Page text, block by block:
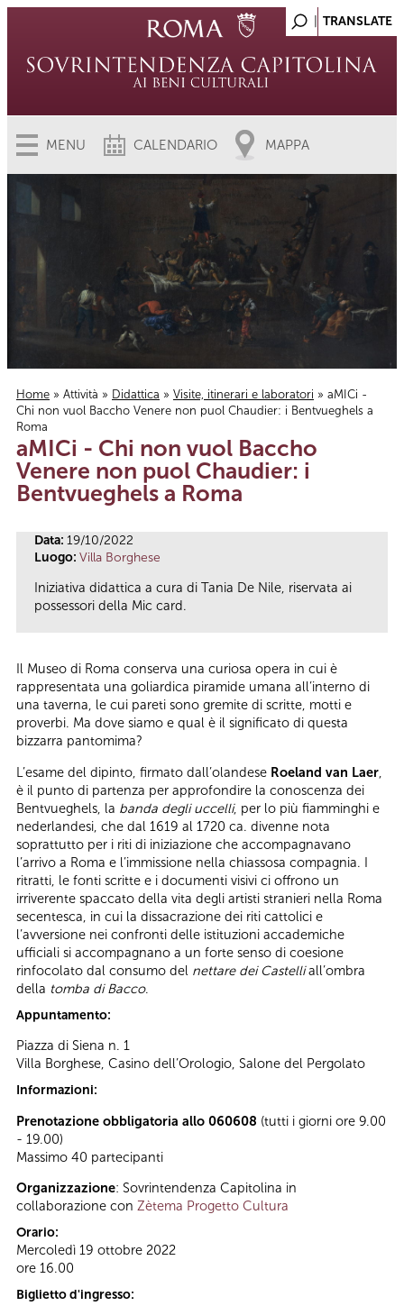
MENU CALENDARIO MAPPA
Tu sei qui
Home » Attività » Didattica » Visite, itinerari e laboratori » aMICi -
Chi non vuol Baccho Venere non puol Chaudier: i Bentvueghels a
Roma
aMICi - Chi non vuol Baccho
Venere non puol Chaudier: i
Bentvueghels a Roma
Data: 19/10/2022
Luogo: Villa Borghese
Iniziativa didattica a cura di Tania De Nile, riservata ai
possessori della Mic card.
Il Museo di Roma conserva una curiosa opera in cui è
rappresentata una goliardica piramide umana all’interno di
una taverna, le cui pareti sono gremite di scritte, motti e
proverbi. Ma dove siamo e qual è il significato di questa
bizzarra pantomima?
L’esame del dipinto, firmato dall’olandese Roeland van Laer
è il punto di partenza per approfondire la conoscenza dei
Bentvueghels, la banda degli uccelli, per lo più fiamminghi e
nederlandesi, che dal 1619 al 1720 ca. divenne nota
soprattutto per i riti di iniziazione che accompagnavano
l’arrivo a Roma e l’immissione nella chiassosa compagnia. I
ritratti, le fonti scritte e i documenti visivi ci offrono un
irriverente spaccato della vita degli artisti stranieri nella Roma
secentesca, in cui la dissacrazione dei riti cattolici e
l’avversione nei confronti delle istituzioni accademiche
ufficiali si accompagnano a un forte senso di coesione
rinfocolato dal consumo del nettare dei Castelliall’ombra
della tomba di Bacco.
Appuntamento:
Piazza di Siena n. 1
Villa Borghese, Casino dell’Orologio, Salone del Pergolato
Informazioni:
Prenotazione obbligatoria allo 060608 (tutti i giorni ore 9.00
- 19.00)
Massimo 40 partecipanti
Organizzazione: Sovrintendenza Capitolina in
collaborazione con Zètema Progetto Cultura
Orario:
Mercoledì 19 ottobre 2022
ore 16.00
Biglietto d'ingresso: